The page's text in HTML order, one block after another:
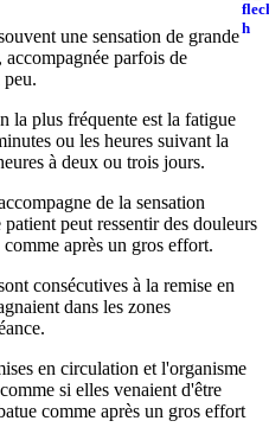
une sensation de grande
accompagnée parfois de
la plus fréquente est la fatigue
ou les heures suivant la
à deux ou trois jours.
de la sensation
peut ressentir des douleurs
après un gros effort.
consécutives à la remise en
dans les zones
en circulation et l'organisme
si elles venaient d'être
comme après un gros effort